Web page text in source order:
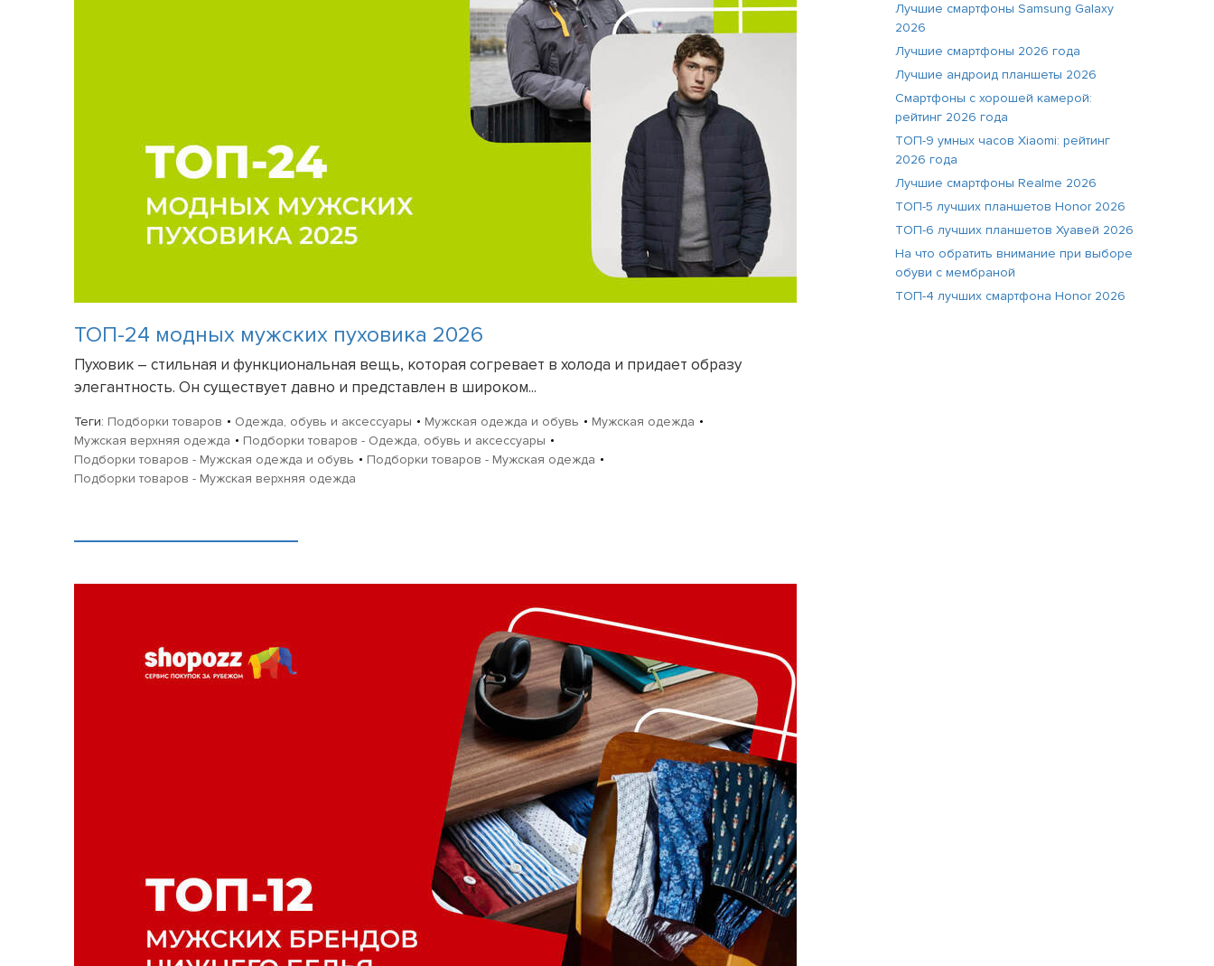
ТОП-24 модных мужских пуховика 2026
Пуховик – стильная и функциональная вещь, которая согревает в холода и придает образу
элегантность. Он существует давно и представлен в широком...
Теги: Подборки товаров Одежда, обувь и аксессуары Мужская одежда и обувь
Мужская одежда
Мужская верхняя одежда
Подборки товаров - Одежда, обувь и аксессуары
Подборки товаров - Мужская одежда и обувь
Подборки товаров - Мужская одежда
Подборки товаров - Мужская верхняя одежда
Лучшие смартфоны Samsung Galaxy
2026
Лучшие смартфоны 2026 года
Лучшие андроид планшеты 2026
Смартфоны с хорошей камерой:
рейтинг 2026 года
ТОП-9 умных часов Xiaomi: рейтинг
2026 года
Лучшие смартфоны Realme 2026
ТОП-5 лучших планшетов Honor 2026
ТОП-6 лучших планшетов Хуавей 2026
На что обратить внимание при выборе
обуви с мембраной
ТОП-4 лучших смартфона Honor 2026